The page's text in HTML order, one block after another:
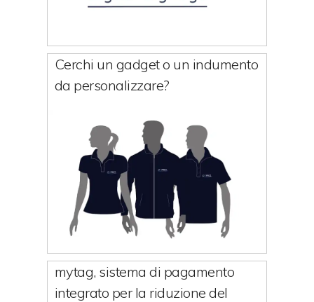
Cerchi un gadget o un indumento
da personalizzare?
mytag, sistema di pagamento
integrato per la riduzione del